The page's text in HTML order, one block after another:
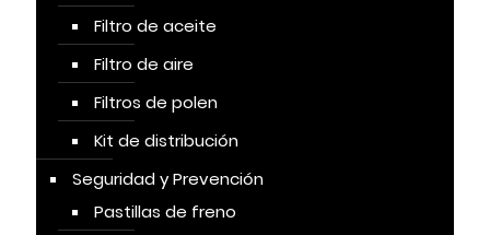
Filtro de aceite
Filtro de aire
Filtros de polen
Kit de distribución
Seguridad y Prevención
Pastillas de freno